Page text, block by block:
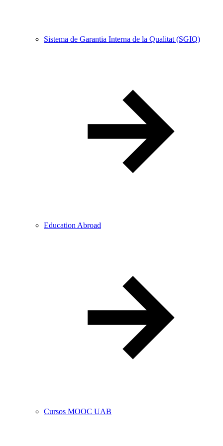
Sistema de Garantia Interna de la Qualitat (SGIQ)
Education Abroad
Cursos MOOC UAB